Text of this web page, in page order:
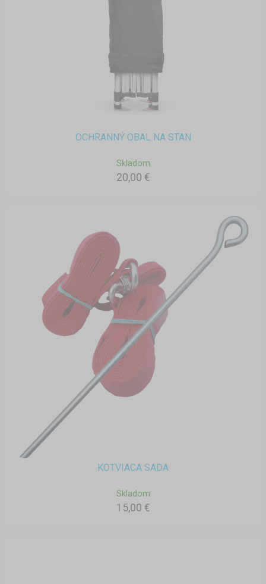
OCHRANNÝ OBAL NA STAN
Skladom
20,00 €
KOTVIACA SADA
Skladom
15,00 €